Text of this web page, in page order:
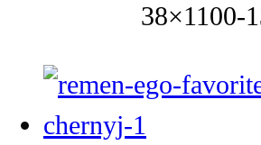
38×1100-